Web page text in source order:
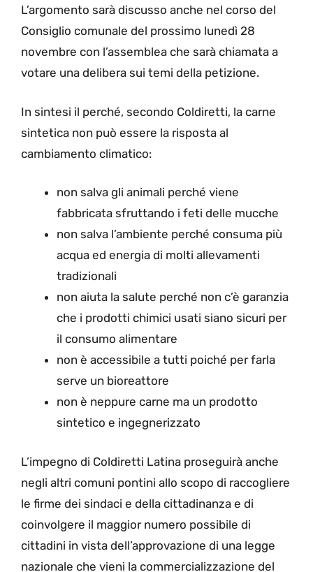
L’argomento sarà discusso anche nel corso del
Consiglio comunale del prossimo lunedì 28
novembre con l’assemblea che sarà chiamata a
votare una delibera sui temi della petizione.
In sintesi il perché, secondo Coldiretti, la carne
sintetica non può essere la risposta al
cambiamento climatico:
non salva gli animali perché viene
fabbricata sfruttando i feti delle mucche
non salva l’ambiente perché consuma più
acqua ed energia di molti allevamenti
tradizionali
non aiuta la salute perché non c’è garanzia
che i prodotti chimici usati siano sicuri per
il consumo alimentare
non è accessibile a tutti poiché per farla
serve un bioreattore
non è neppure carne ma un prodotto
sintetico e ingegnerizzato
L’impegno di Coldiretti Latina proseguirà anche
negli altri comuni pontini allo scopo di raccogliere
le firme dei sindaci e della cittadinanza e di
coinvolgere il maggior numero possibile di
cittadini in vista dell’approvazione di una legge
nazionale che vieni la commercializzazione del